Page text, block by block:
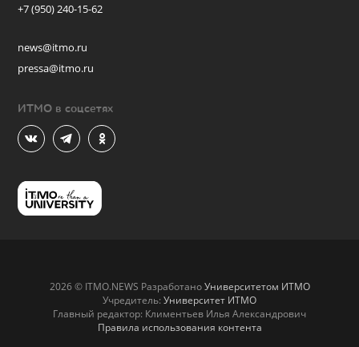
+7 (950) 240-15-62
news@itmo.ru
pressa@itmo.ru
ИТМО в соцсетях
2026 © ITMO.NEWS РазработаноУниверситетом ИТМО
Учредитель: Университет ИТМО
Главный редактор: Климентьев Илья Александрович
Правила использования контента